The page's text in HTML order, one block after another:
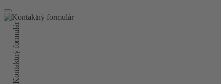
Kontaktný formulár